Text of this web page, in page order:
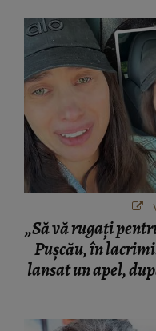
„Să vă rugați
Pușcău, în
lansat un apel,
o